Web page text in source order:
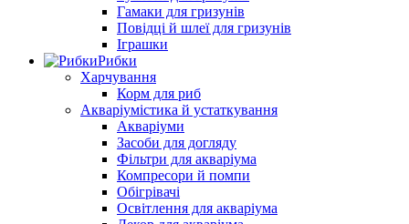
Гамаки для гризунів
Повідці й шлеї для гризунів
Іграшки
Рибки
Харчування
Корм для риб
Акваріумістика й устаткування
Акваріуми
Засоби для догляду
Фільтри для акваріума
Компресори й помпи
Обігрівачі
Освітлення для акваріума